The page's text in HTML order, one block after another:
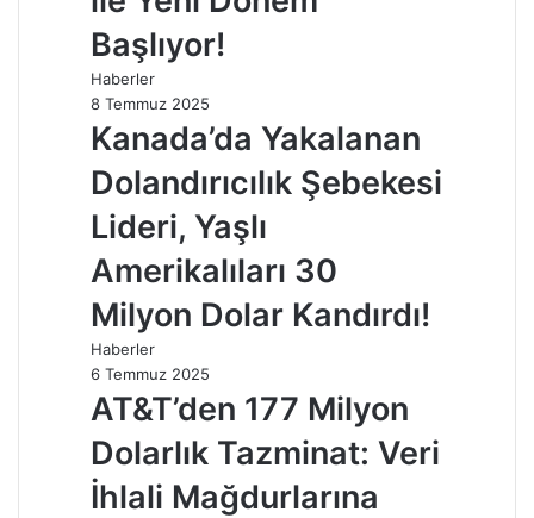
Başlıyor!
Haberler
8 Temmuz 2025
Kanada’da Yakalanan
Dolandırıcılık Şebekesi
Lideri, Yaşlı
Amerikalıları 30
Milyon Dolar Kandırdı!
Haberler
6 Temmuz 2025
AT&T’den 177 Milyon
Dolarlık Tazminat: Veri
İhlali Mağdurlarına